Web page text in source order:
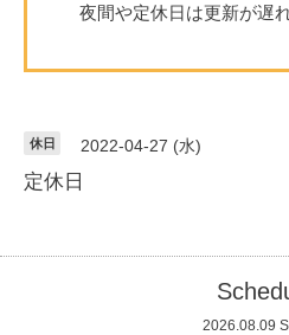
夜間や定休日は更新が遅
休日 2022-04-27 (水)
定休日
2026.08.09